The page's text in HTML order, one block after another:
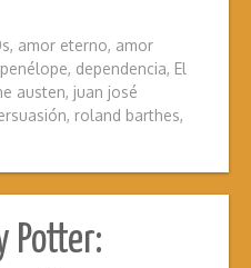
, amor eterno, amor
, dependencia, El
austen, juan josé
, roland barthes,
Potter: